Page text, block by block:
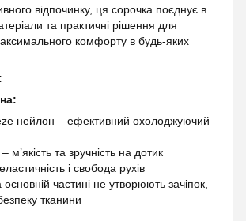
відпочинку, ця сорочка поєднує в
та практичні рішення для
комфорту в будь-яких
нейлон – ефективний охолоджуючий
м’якість та зручність на дотик
і свобода рухів
частині не утворюють зачіпок,
тканини